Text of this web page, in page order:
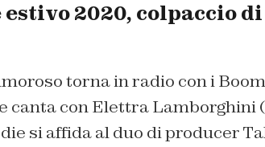
2020, colpaccio
torna in radio con i
canta con Elettra Lamborghini
si affida al duo di producer